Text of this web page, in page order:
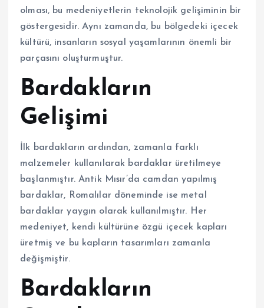
olması, bu medeniyetlerin teknolojik gelişiminin bir
göstergesidir. Aynı zamanda, bu bölgedeki içecek
kültürü, insanların sosyal yaşamlarının önemli bir
parçasını oluşturmuştur.
Bardakların
Gelişimi
İlk bardakların ardından, zamanla farklı
malzemeler kullanılarak bardaklar üretilmeye
başlanmıştır. Antik Mısır’da camdan yapılmış
bardaklar, Romalılar döneminde ise metal
bardaklar yaygın olarak kullanılmıştır. Her
medeniyet, kendi kültürüne özgü içecek kapları
üretmiş ve bu kapların tasarımları zamanla
değişmiştir.
Bardakların